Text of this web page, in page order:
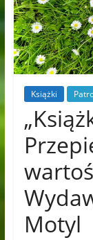
Książki
Motyl